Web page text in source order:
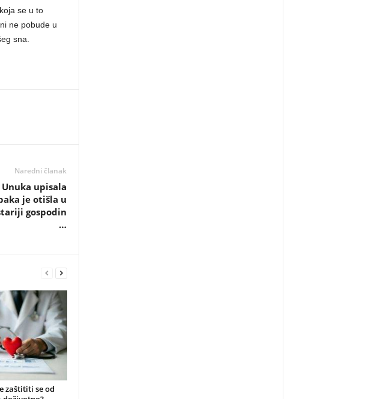
se u to
ne pobude u
sna.
Naredni članak
Unuka upisala
je otišla u
gospodin
…
zaštititi se od